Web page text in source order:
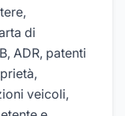
di
ADR, patenti
veicoli,